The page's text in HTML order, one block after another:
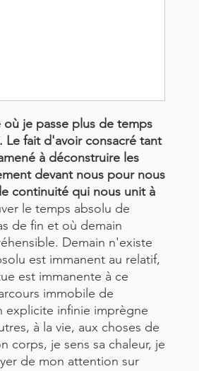
je passe plus de temps
Le fait d'avoir consacré tant
à déconstruire les
devant nous pour nous
continuité qui nous unit à
le temps absolu de
de fin et où demain
Demain n'existe
est immanent au relatif,
est immanente à ce
immobile de
explicite infinie imprègne
à la vie, aux choses de
corps, je sens sa chaleur, je
de mon attention sur